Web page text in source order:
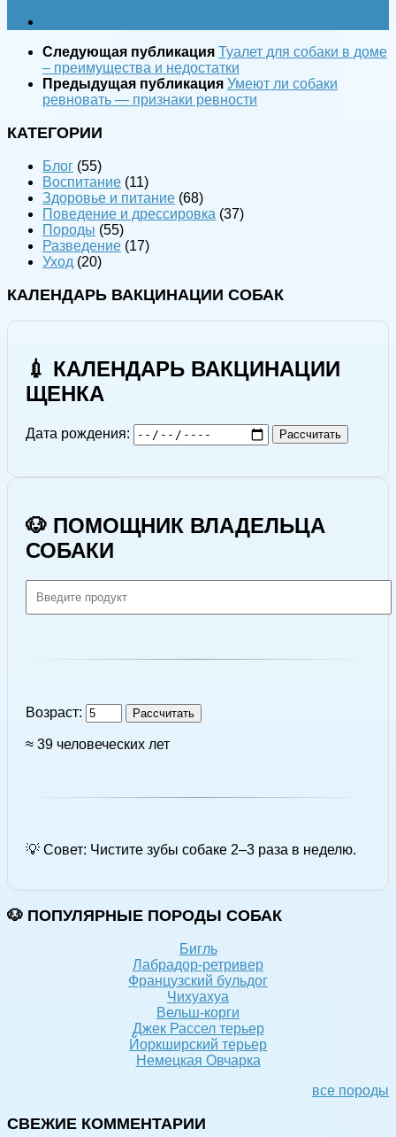
Следующая публикация Туалет для собаки в доме
– преимущества и недостатки
Предыдущая публикация Умеют ли собаки
ревновать — признаки ревности
КАТЕГОРИИ
Блог (55)
Воспитание (11)
Здоровье и питание (68)
Поведение и дрессировка (37)
Породы (55)
Разведение (17)
Уход (20)
КАЛЕНДАРЬ ВАКЦИНАЦИИ СОБАК
💉 КАЛЕНДАРЬ ВАКЦИНАЦИИ
ЩЕНКА
Дата рождения: Рассчитать
🐶 ПОМОЩНИК ВЛАДЕЛЬЦА
СОБАКИ
Возраст: Рассчитать
≈ 39 человеческих лет
💡 Совет: Чистите зубы собаке 2–3 раза в неделю.
🐶 ПОПУЛЯРНЫЕ ПОРОДЫ СОБАК
Бигль
Лабрадор-ретривер
Французский бульдог
Чихуахуа
Вельш-корги
Джек Рассел терьер
Йоркширский терьер
Немецкая Овчарка
все породы
СВЕЖИЕ КОММЕНТАРИИ